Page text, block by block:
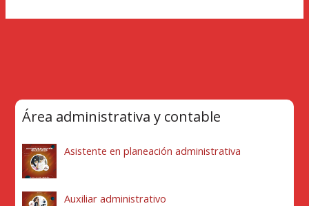
Área administrativa y contable
Asistente en planeación administrativa
Auxiliar administrativo